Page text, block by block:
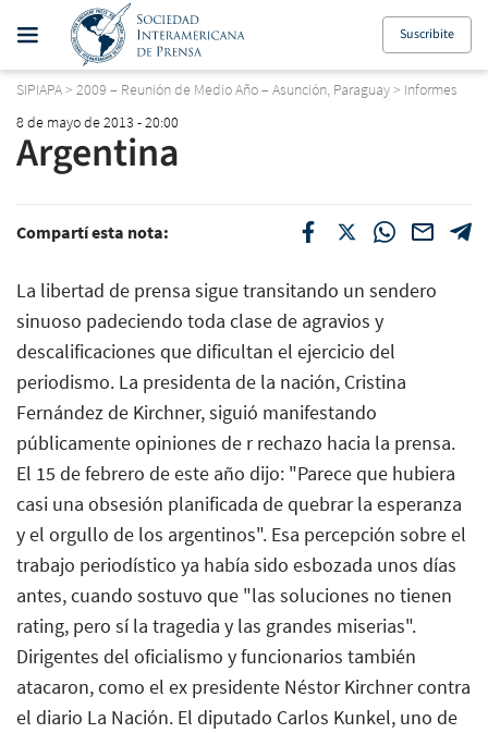
Suscribite
SIPIAPA> 2009 – Reunión de Medio Año – Asunción, Paraguay> Informes
8 de mayo de 2013 - 20:00
Argentina
Compartí esta nota:
La libertad de prensa sigue transitando un sendero
sinuoso padeciendo toda clase de agravios y
descalificaciones que dificultan el ejercicio del
periodismo. La presidenta de la nación, Cristina
Fernández de Kirchner, siguió manifestando
públicamente opiniones de r rechazo hacia la prensa.
El 15 de febrero de este año dijo: "Parece que hubiera
casi una obsesión planificada de quebrar la esperanza
y el orgullo de los argentinos". Esa percepción sobre el
trabajo periodístico ya había sido esbozada unos días
antes, cuando sostuvo que "las soluciones no tienen
rating, pero sí la tragedia y las grandes miserias".
Dirigentes del oficialismo y funcionarios también
atacaron, como el ex presidente Néstor Kirchner contra
el diario La Nación. El diputado Carlos Kunkel, uno de